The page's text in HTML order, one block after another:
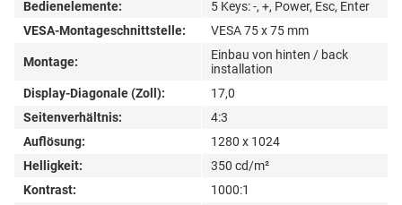
Bedienelemente:
5 Keys: -, +, Power, Esc, Enter
VESA-Montageschnittstelle:
VESA 75 x 75 mm
Montage:
Einbau von hinten / back
installation
Display-Diagonale (Zoll):
17,0
Seitenverhältnis:
4:3
Auflösung:
1280 x 1024
Helligkeit:
350 cd/m²
Kontrast:
1000:1